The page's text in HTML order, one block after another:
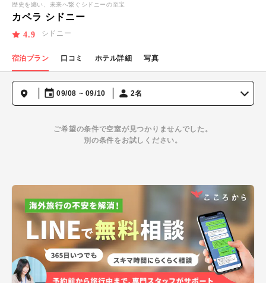
歴史を纏い、未来へ繋ぐシドニーの至宝
カペラ シドニー
4.9 シドニー
宿泊プラン 口コミ ホテル詳細 写真
09/08 ~ 09/10 2名
ご希望の条件で空室が見つかりませんでした。
別の条件をお試しください。